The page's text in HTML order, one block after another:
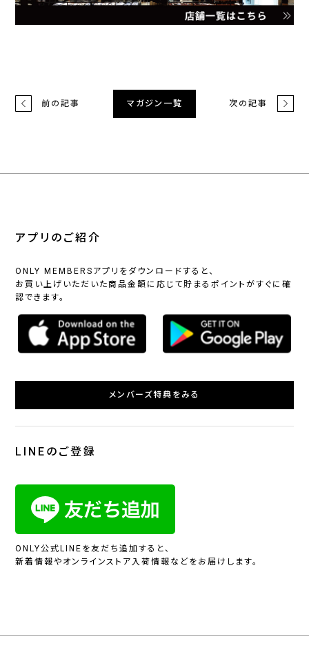
前の記事 マガジン一覧 次の記事
アプリのご紹介
ONLY MEMBERSアプリをダウンロードすると、
お買い上げいただいた商品金額に応じて貯まるポイントがすぐに確
認できます。
メンバーズ特典をみる
LINEのご登録
ONLY公式LINEを友だち追加すると、
新着情報やオンラインストア入荷情報などをお届けします。